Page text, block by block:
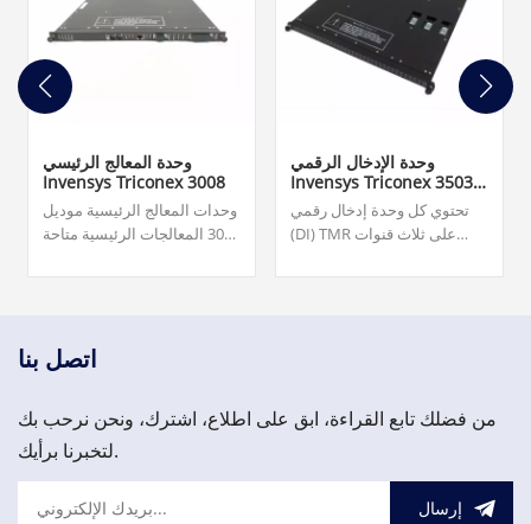
وحدة المعالج الرئيسي
Invensys Triconex 3008
وحدات المعالج الرئيسية موديل
3008 المعالجات الرئيسية متاحة
الأحدث. 4,200.00 دولار.
وحدة الإدخال الرقمي
Invensys Triconex 3503E
TMR
تحتوي كل وحدة إدخال رقمي
(DI) TMR على ثلاث قنوات
مستقل على معالجة جميع
اتصل بنا
من فضلك تابع القراءة، ابق على اطلاع، اشترك، ونحن نرحب بك
لتخبرنا برأيك.
إرسال